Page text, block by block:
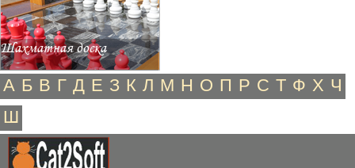
Шахматная доска
А Б В Г Д Е З К Л М Н О П Р С Т Ф Х Ч
Ш